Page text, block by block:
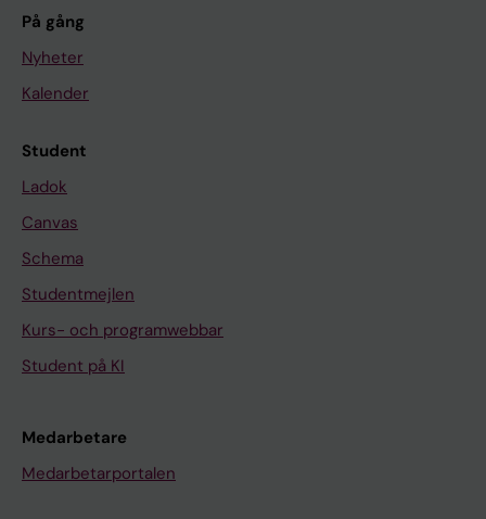
På gång
Nyheter
Kalender
Student
Ladok
Canvas
Schema
Studentmejlen
Kurs- och programwebbar
Student på KI
Medarbetare
Medarbetarportalen